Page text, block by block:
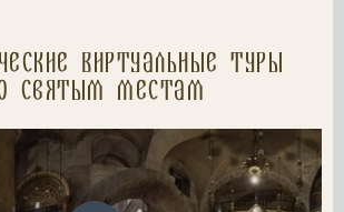
Виртуальные туры
святым местам